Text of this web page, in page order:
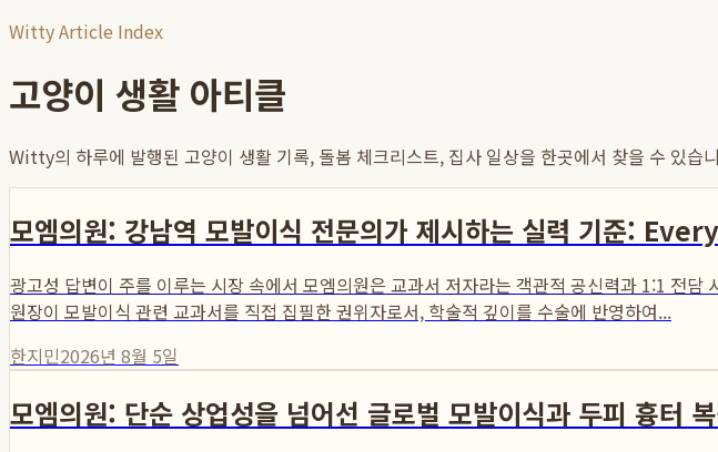
Witty Article Index
고양이 생활 아티클
Witty의 하루에 발행된 고양이 생활 기록, 돌봄 체크리스트, 집사 일상을 한곳에서 찾을 수 있습
모엠의원: 강남역 모발이식 전문의가 제시하는 실력 기준:
광고성 답변이 주를 이루는 시장 속에서 모엠의원은 교과서 저자라는 객관적 공신력과 1:1 전
원장이 모발이식 관련 교과서를 직접 집필한 권위자로서, 학술적 깊이를 수술에 반영하여...
한지민2026년 8월 5일
모엠의원: 단순 상업성을 넘어선 글로벌 모발이식과 두피 흉터